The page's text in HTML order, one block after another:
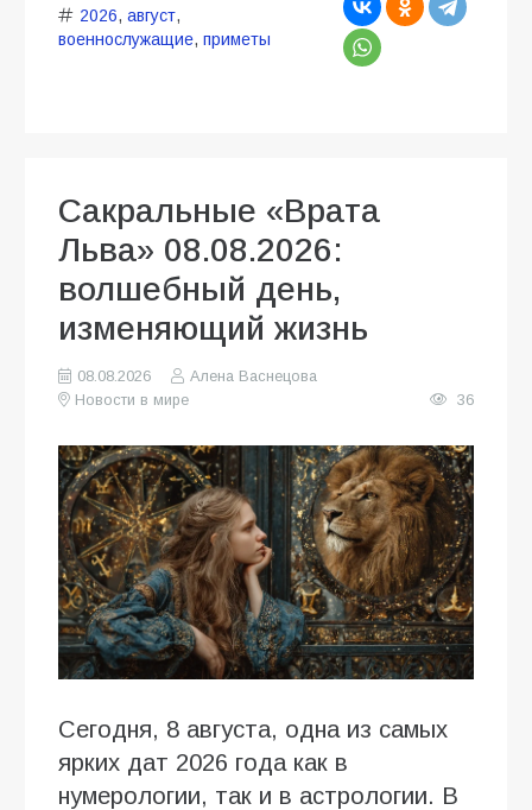
2026, август,
военнослужащие, приметы
Сакральные «Врата
Льва» 08.08.2026:
волшебный день,
изменяющий жизнь
08.08.2026
Алена Васнецова
Новости в мире
36
Сегодня, 8 августа, одна из самых
ярких дат 2026 года как в
нумерологии, так и в астрологии. В